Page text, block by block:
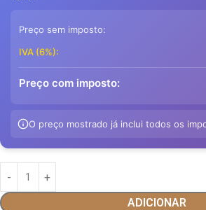
Preço sem imposto:
IVA (6%):
Preço com imposto:
O preço mostrado já inclui todos os
ADICIONAR